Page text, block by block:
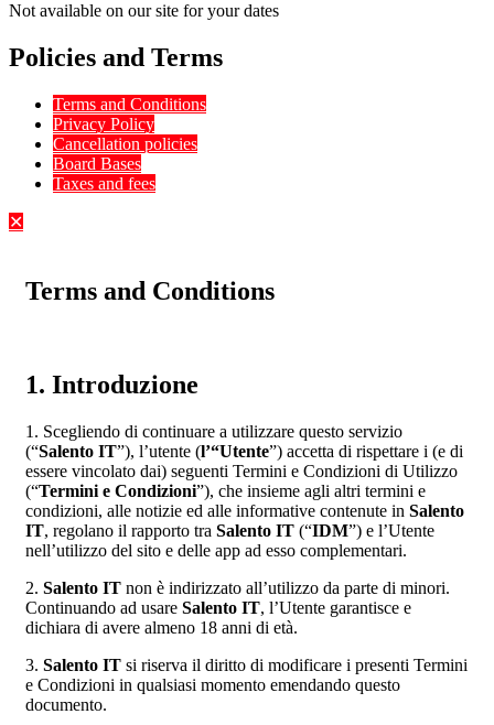
Not available on our site for your dates
Policies and Terms
Terms and Conditions
Privacy Policy
Cancellation policies
Board Bases
Taxes and fees
✕
Terms and Conditions
1. Introduzione
1. Scegliendo di continuare a utilizzare questo servizio
(“Salento IT”), l’utente (l’“Utente”) accetta di rispettare i (e di
essere vincolato dai) seguenti Termini e Condizioni di Utilizzo
(“Termini e Condizioni”), che insieme agli altri termini e
condizioni, alle notizie ed alle informative contenute in Salento
IT, regolano il rapporto tra Salento IT (“IDM”) e l’Utente
nell’utilizzo del sito e delle app ad esso complementari.
2. Salento IT non è indirizzato all’utilizzo da parte di minori.
Continuando ad usare Salento IT, l’Utente garantisce e
dichiara di avere almeno 18 anni di età.
3. Salento IT si riserva il diritto di modificare i presenti Termini
e Condizioni in qualsiasi momento emendando questo
documento.